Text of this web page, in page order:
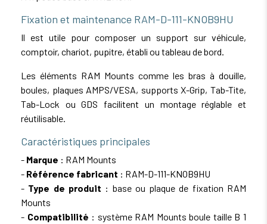
Fixation et maintenance RAM-D-111-KNOB9HU
Il est utile pour composer un support sur véhicule,
comptoir, chariot, pupitre, établi ou tableau de bord.
Les éléments RAM Mounts comme les bras à douille,
boules, plaques AMPS/VESA, supports X-Grip, Tab-Tite,
Tab-Lock ou GDS facilitent un montage réglable et
réutilisable.
Caractéristiques principales
- Marque : RAM Mounts
- Référence fabricant : RAM-D-111-KNOB9HU
- Type de produit : base ou plaque de fixation RAM
Mounts
- Compatibilité : système RAM Mounts boule taille B 1